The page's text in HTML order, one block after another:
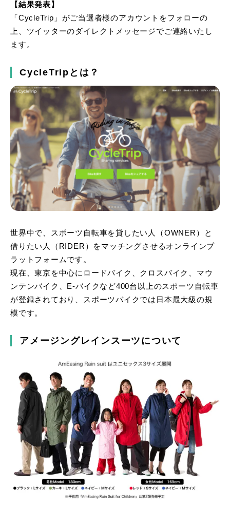
【結果発表】
「CycleTrip」がご当選者様のアカウントをフォローの
上、ツイッターのダイレクトメッセージでご連絡いたし
ます。
CycleTripとは？
世界中で、スポーツ自転車を貸したい人（OWNER）と
借りたい人（RIDER）をマッチングさせるオンラインプ
ラットフォームです。
現在、東京を中心にロードバイク、クロスバイク、マウ
ンテンバイク、E-バイクなど400台以上のスポーツ自転車
が登録されており、スポーツバイクでは日本最大級の規
模です。
アメージングレインスーツについて